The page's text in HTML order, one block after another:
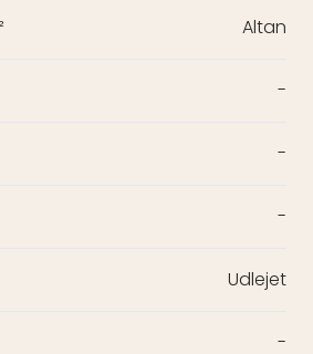
Altan
-
-
-
Udlejet
-